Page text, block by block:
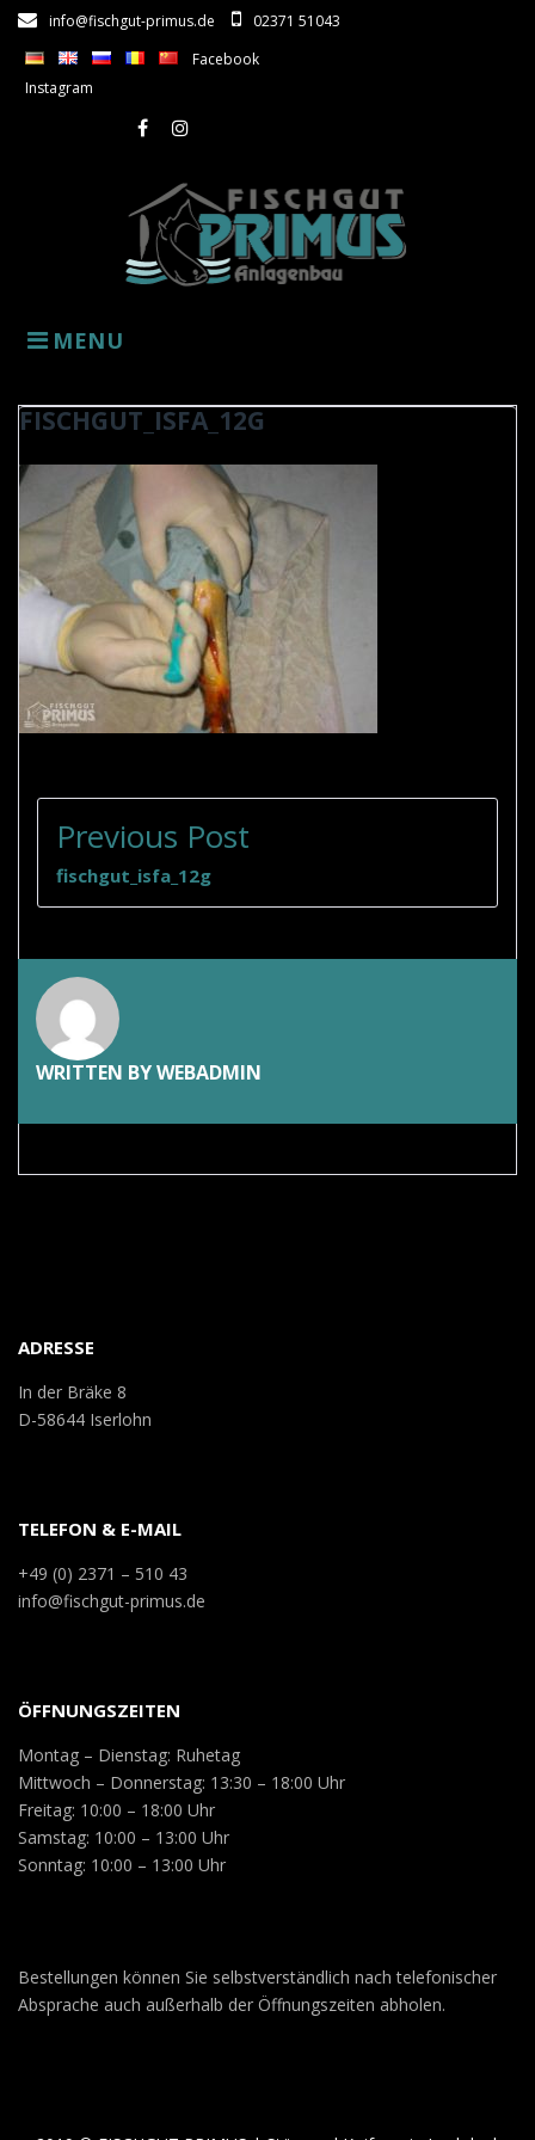
Skip
content
info@fischgut-primus.de
02371 51043
Facebook
Instagram
MENU
FISCHGUT_ISFA_12G
BEITRAGSNAVIGATION
Previous Post
fischgut_isfa_12g
WRITTEN BYWEBADMIN
ADRESSE
In der Bräke 8
D-58644 Iserlohn
TELEFON & E-MAIL
+49 (0) 2371 – 510 43
info@fischgut-primus.de
ÖFFNUNGSZEITEN
Montag – Dienstag: Ruhetag
Mittwoch – Donnerstag: 13:30 – 18:00 Uhr
Freitag: 10:00 – 18:00 Uhr
Samstag: 10:00 – 13:00 Uhr
Sonntag: 10:00 – 13:00 Uhr
Bestellungen können Sie selbstverständlich nach telefonischer
Absprache auch außerhalb der Öffnungszeiten abholen.